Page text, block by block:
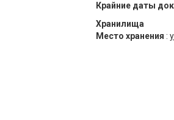
Крайние даты
Хранилища
Место хранения :